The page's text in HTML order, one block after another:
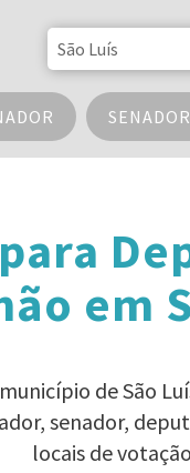
SENADOR
em
de São
senador,
locais de